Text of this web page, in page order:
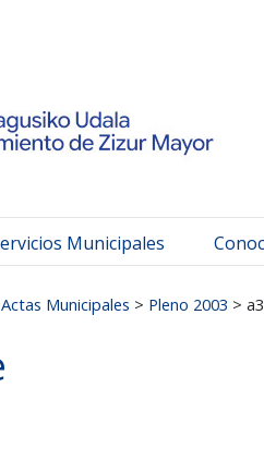
Municipales
Actas Municipales > Pleno 2003 >